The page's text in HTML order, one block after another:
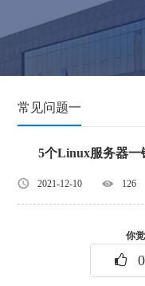
常见问题一
5个Linux服务器一
2021-12-10 126
你
0